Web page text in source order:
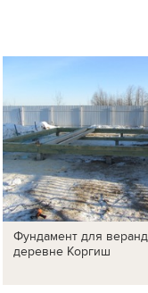
Фундамент для
деревне Коргиш